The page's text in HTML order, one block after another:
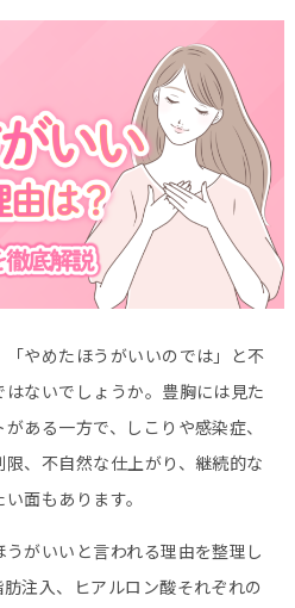
やめたほうがいいのでは」と不
ないでしょうか。豊胸には見た
ある一方で、しこりや感染症、
、不自然な仕上がり、継続的な
面もあります。
がいいと言われる理由を整理し
注入、ヒアルロン酸それぞれの